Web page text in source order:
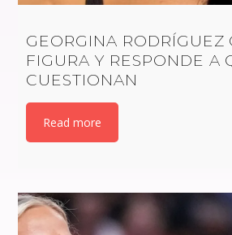
GEORGINA RODRÍGUEZ
FIGURA Y RESPONDE A
CUESTIONAN
Read more